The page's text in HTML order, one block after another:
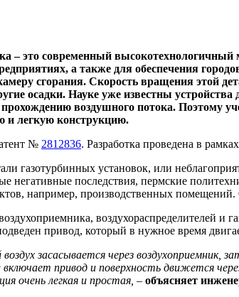
– это современный
а также для обеспечения
сгорания. Скорость вращения этой
осадки. Науке уже известны устройства
воздушного потока. Поэтому
и легкую конструкцию.
№ 2812836. Разработка проведена в
газотурбинных установок, или
негативные последствия, пермские
например, производственных
воздухораспределителей и
привод, который в нужное время
засасывается через воздухоприемник,
привод и поверхность движется
очень легкая и простая, – объясняет